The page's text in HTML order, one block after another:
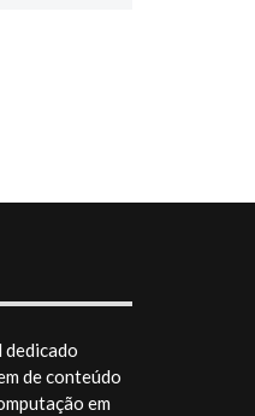
dedicado
de conteúdo
em